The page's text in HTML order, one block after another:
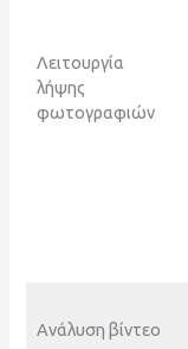
Λειτουργία
λήψης
φωτογραφιών
Ανάλυση βίντεο